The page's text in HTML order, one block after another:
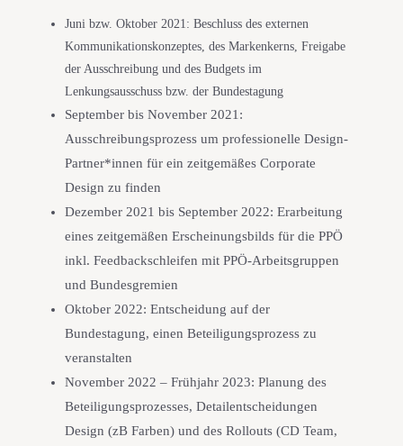
Juni bzw. Oktober 2021: Beschluss des externen
Kommunikationskonzeptes, des Markenkerns, Freigabe
der Ausschreibung und des Budgets im
Lenkungsausschuss bzw. der Bundestagung
September bis November 2021:
Ausschreibungsprozess um professionelle Design-
Partner*innen für ein zeitgemäßes Corporate
Design zu finden
Dezember 2021 bis September 2022: Erarbeitung
eines zeitgemäßen Erscheinungsbilds für die PPÖ
inkl. Feedbackschleifen mit PPÖ-Arbeitsgruppen
und Bundesgremien
Oktober 2022: Entscheidung auf der
Bundestagung, einen Beteiligungsprozess zu
veranstalten
November 2022 – Frühjahr 2023: Planung des
Beteiligungsprozesses, Detailentscheidungen
Design (zB Farben) und des Rollouts (CD Team,